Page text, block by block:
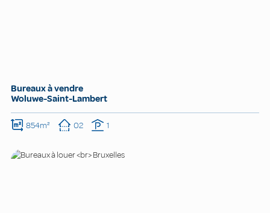
Bureaux à vendre
Woluwe-Saint-Lambert
854m² 02 1